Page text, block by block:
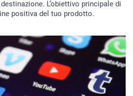
L’obiettivo principale di
positiva del tuo prodotto.